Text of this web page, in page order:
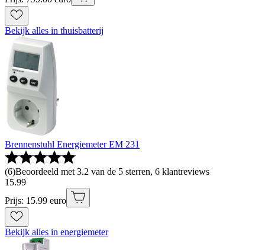
Bekijk alles in thuisbatterij
Brennenstuhl Energiemeter EM 231
(6)Beoordeeld met 3.2 van de 5 sterren, 6 klantreviews
15.99
Prijs: 15.99 euro
Bekijk alles in energiemeter